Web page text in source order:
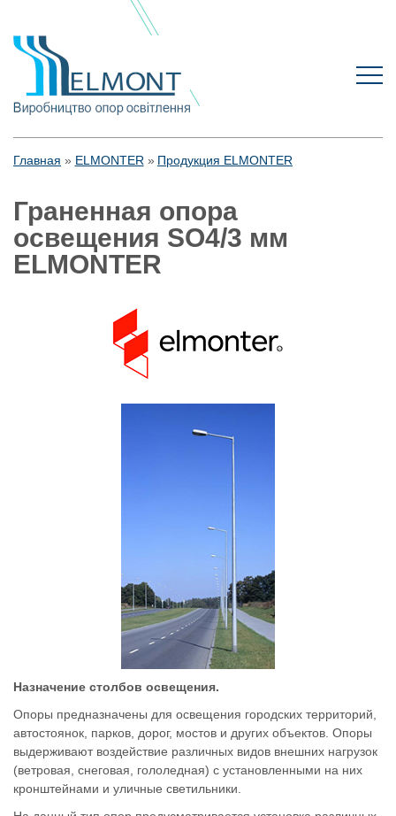
Главная ELMONTER Продукция ELMONTER
Граненная опора
освещения SO4/3 мм
ELMONTER
Назначение столбов освещения.
Опоры предназначены для освещения городских территорий,
автостоянок, парков, дорог, мостов и других объектов. Опоры
выдерживают воздействие различных видов внешних нагрузок
(ветровая, снеговая, гололедная) с установленными на них
кронштейнами и уличные светильники.